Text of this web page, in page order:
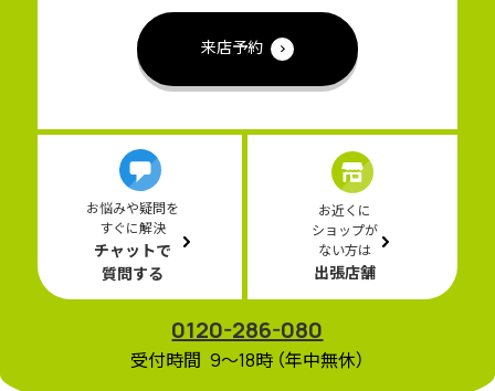
来店予約
お悩みや疑問を
すぐに解決
チャットで
質問する
お近くに
ショップが
ない方は
出張店舗
0120-286-080
受付時間 9〜18時 （年中無休）